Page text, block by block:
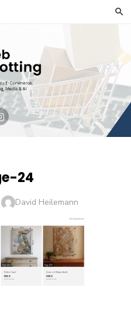
24
Author
David Heilemann